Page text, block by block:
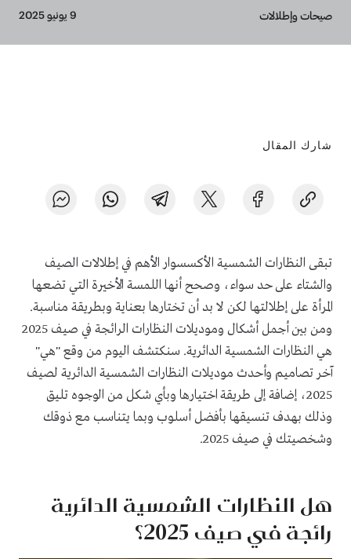
Breadcrumb
صيحات وإطلالات 9 يونيو 2025
شارك المقال
تبقى النظارات الشمسية الأكسسوار الأهم في إطلالات الصيف
والشتاء على حد سواء، وصحح أنها اللمسة الأخيرة التي تضعها
المرأة على إطلالتها لكن لا بد أن تختارها بعناية وبطريقة مناسبة.
ومن بين أجمل أشكال وموديلات النظارات الرائجة في صيف 2025
هي النظارات الشمسية الدائرية. سنكتشف اليوم من وقع "هي"
آخر تصاميم وأحدث موديلات النظارات الشمسية الدائرية لصيف
2025، إضافة إلى طريقة اختيارها وبأي شكل من الوجوه تليق
وذلك بهدف تنسيقها بأفضل أسلوب وبما يتناسب مع ذوقك
وشخصيتك في صيف 2025.
هل النظارات الشمسية الدائرية
رائجة في صيف 2025؟